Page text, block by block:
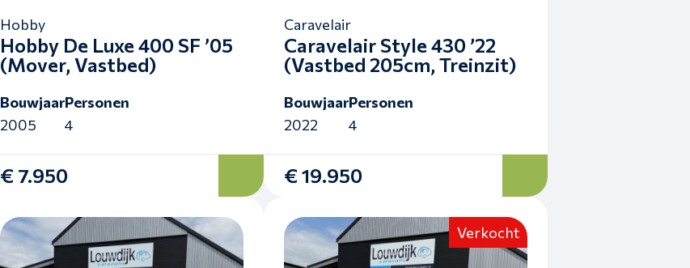
Hobby
Hobby De Luxe 400 SF ’05
(Mover, Vastbed)
Bouwjaar
2005
Personen
4
€ 7.950
Caravelair
Caravelair Style 430 ’22
(Vastbed 205cm, Treinzit)
Bouwjaar
2022
Personen
4
€ 19.950
Verkocht